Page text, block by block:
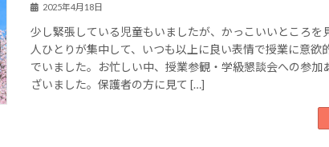
2025年4月18日
少し緊張している児童もいましたが、かっこいいところを
人ひとりが集中して、いつも以上に良い表情で授業に意欲
でいました。お忙しい中、授業参観・学級懇談会への参加
ざいました。保護者の方に見て […]